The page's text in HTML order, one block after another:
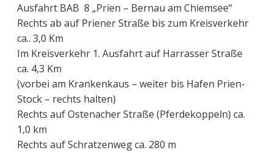
Ausfahrt BAB 8 „Prien – Bernau am Chiemsee“
Rechts ab auf Priener Straße bis zum Kreisverkehr
ca.. 3,0 Km
Im Kreisverkehr 1. Ausfahrt auf Harrasser Straße
ca. 4,3 Km
(vorbei am Krankenkaus – weiter bis Hafen Prien-
Stock – rechts halten)
Rechts auf Ostenacher Straße (Pferdekoppeln) ca.
1,0 km
Rechts auf Schratzenweg ca. 280 m